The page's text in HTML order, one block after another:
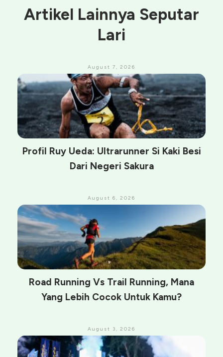
Artikel Lainnya Seputar
Lari
August 7, 2026
Profil Ruy Ueda: Ultrarunner Si Kaki Besi
Dari Negeri Sakura
August 6, 2026
Road Running Vs Trail Running, Mana
Yang Lebih Cocok Untuk Kamu?
August 3, 2026